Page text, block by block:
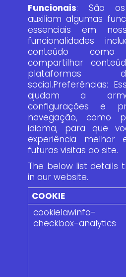
Funcionais: São
auxiliam algumas
essenciais em
funcionalidades
conteúdo
compartilhar
plataformas
social.Preferências:
ajudam a
configurações e
navegação, como
idioma, para que
experiência melhor
futuras visitas ao site.
The below list details
in our website.
COOKIE
cookielawinfo-
checkbox-analytics